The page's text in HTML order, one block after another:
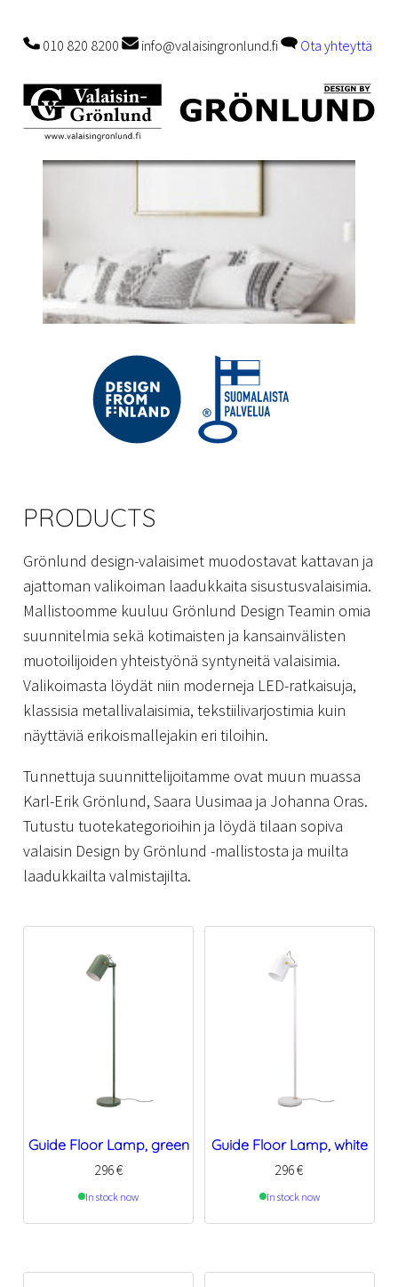
010 820 8200 info@valaisingronlund.fi Ota yhteyttä
PRODUCTS
Grönlund design-valaisimet muodostavat kattavan ja
ajattoman valikoiman laadukkaita sisustusvalaisimia.
Mallistoomme kuuluu Grönlund Design Teamin omia
suunnitelmia sekä kotimaisten ja kansainvälisten
muotoilijoiden yhteistyönä syntyneitä valaisimia.
Valikoimasta löydät niin moderneja LED-ratkaisuja,
klassisia metallivalaisimia, tekstiilivarjostimia kuin
näyttäviä erikoismallejakin eri tiloihin.
Tunnettuja suunnittelijoitamme ovat muun muassa
Karl-Erik Grönlund, Saara Uusimaa ja Johanna Oras.
Tutustu tuotekategorioihin ja löydä tilaan sopiva
valaisin Design by Grönlund -mallistosta ja muilta
laadukkailta valmistajilta.
Guide Floor Lamp, green
296€
In stock now
Guide Floor Lamp, white
296€
In stock now